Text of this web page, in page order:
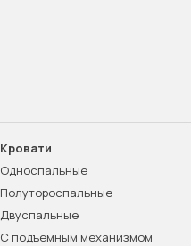
Кровати
Односпальные
Полутороспальные
Двуспальные
С подъемным механизмом